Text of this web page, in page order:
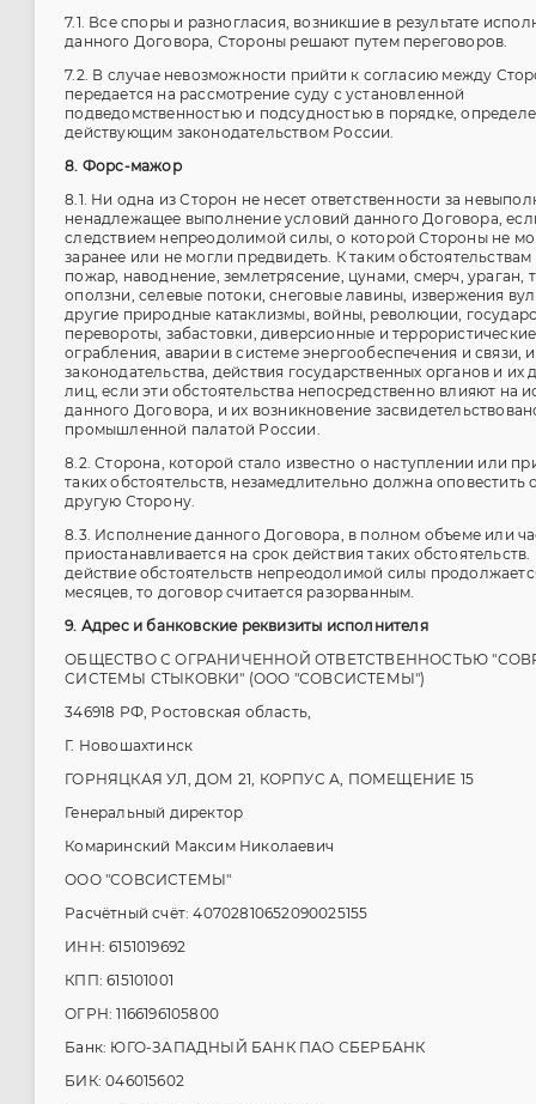
7.1. Все споры и разногласия, возникшие в результате
данного Договора, Стороны решают путем переговоров.
7.2. В случае невозможности прийти к согласию между
передается на рассмотрение суду с установленной
подведомственностью и подсудностью в порядке,
действующим законодательством России.
8. Форс-мажор
8.1. Ни одна из Сторон не несет ответственности за
ненадлежащее выполнение условий данного Договора,
следствием непреодолимой силы, о которой Стороны не
заранее или не могли предвидеть. К таким обстоятельствам
пожар, наводнение, землетрясение, цунами, смерч, ураган,
оползни, селевые потоки, снеговые лавины, извержения
другие природные катаклизмы, войны, революции,
перевороты, забастовки, диверсионные и
ограбления, аварии в системе энергообеспечения и связи,
законодательства, действия государственных органов и их
лиц, если эти обстоятельства непосредственно влияют на
данного Договора, и их возникновение
промышленной палатой России.
8.2. Сторона, которой стало известно о наступлении или
таких обстоятельств, незамедлительно должна оповестить
другую Сторону.
8.3. Исполнение данного Договора, в полном объеме или
приостанавливается на срок действия таких
действие обстоятельств непреодолимой силы
месяцев, то договор считается разорванным.
9. Адрес и банковские реквизиты исполнителя
ОБЩЕСТВО С ОГРАНИЧЕННОЙ ОТВЕТСТВЕННОСТЬЮ
СИСТЕМЫ СТЫКОВКИ" (ООО "СОВСИСТЕМЫ")
346918 РФ, Ростовская область,
Г. Новошахтинск
ГОРНЯЦКАЯ УЛ, ДОМ 21, КОРПУС А, ПОМЕЩЕНИЕ 15
Генеральный директор
Комаринский Максим Николаевич
ООО "СОВСИСТЕМЫ"
Расчётный счёт: 40702810652090025155
ИНН: 6151019692
КПП: 615101001
ОГРН: 1166196105800
Банк: ЮГО-ЗАПАДНЫЙ БАНК ПАО СБЕРБАНК
БИК: 046015602